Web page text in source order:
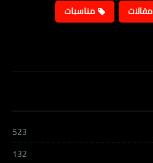
مقالات
مناسبات
523
132